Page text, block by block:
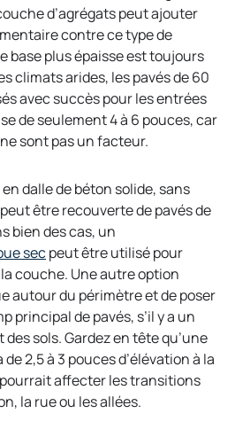
d’agrégats peut ajouter
contre ce type de
base plus épaisse est toujours
climats arides, les pavés de 60
avec succès pour les entrées
de seulement 4 à 6 pouces, car
sont pas un facteur.
dalle de béton solide, sans
être recouverte de pavés de
bien des cas, un
secpeut être utilisé pour
couche. Une autre option
autour du périmètre et de poser
principal de pavés, s’il y a un
sols. Gardez en tête qu’une
2,5 à 3 pouces d’élévation à la
affecter les transitions
la rue ou les allées.